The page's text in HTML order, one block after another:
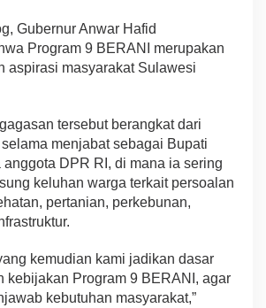
Gubernur Anwar Hafid
Program 9 BERANI merupakan
aspirasi masyarakat Sulawesi
tersebut berangkat dari
menjabat sebagai Bupati
DPR RI, di mana ia sering
keluhan warga terkait persoalan
pertanian, perkebunan,
kemudian kami jadikan dasar
kebijakan Program 9 BERANI, agar
kebutuhan masyarakat,”